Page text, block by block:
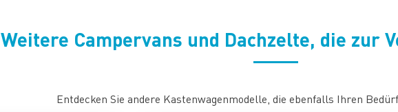
Weitere Campervans und Dachzelte, die zur
Entdecken Sie andere Kastenwagenmodelle, die ebenfalls Ihren